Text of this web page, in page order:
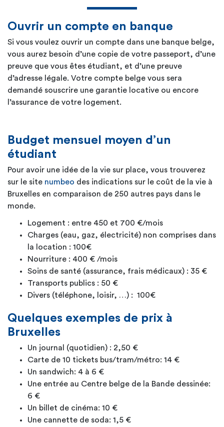
loi à assurer les étudiants étrangers en soins de
santé.
Ouvrir un compte en banque
Si vous voulez ouvrir un compte dans une banque belge,
vous aurez besoin d’une copie de votre passeport, d’une
preuve que vous êtes étudiant, et d’une preuve
d’adresse légale. Votre compte belge vous sera
demandé souscrire une garantie locative ou encore
l’assurance de votre logement.
Budget mensuel moyen d’un
étudiant
Pour avoir une idée de la vie sur place, vous trouverez
sur le site numbeo des indications sur le coût de la vie à
Bruxelles en comparaison de 250 autres pays dans le
monde.
Logement : entre 450 et 700 €/mois
Charges (eau, gaz, électricité) non comprises dans
la location : 100€
Nourriture : 400 € /mois
Soins de santé (assurance, frais médicaux) : 35 €
Transports publics : 50 €
Divers (téléphone, loisir, …) : 100€
Quelques exemples de prix à
Bruxelles
Un journal (quotidien) : 2,50 €
Carte de 10 tickets bus/tram/métro: 14 €
Un sandwich: 4 à 6 €
Une entrée au Centre belge de la Bande dessinée:
6 €
Un billet de cinéma: 10 €
Une cannette de soda: 1,5 €